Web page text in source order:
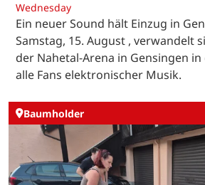
Wednesday
Ein neuer Sound hält Einzug in
Samstag, 15. August , verwandelt
der Nahetal-Arena in Gensingen
alle Fans elektronischer Musik.
Baumholder